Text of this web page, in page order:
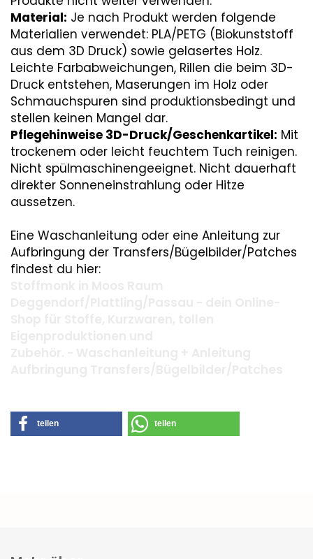
Material: Je nach Produkt werden folgende
Materialien verwendet: PLA/PETG (Biokunststoff
aus dem 3D Druck) sowie gelasertes Holz.
Leichte Farbabweichungen, Rillen die beim 3D-
Druck entstehen, Maserungen im Holz oder
Schmauchspuren sind produktionsbedingt und
stellen keinen Mangel dar.
Pflegehinweise 3D-Druck/Geschenkartikel: Mit
trockenem oder leicht feuchtem Tuch reinigen.
Nicht spülmaschinengeeignet. Nicht dauerhaft
direkter Sonneneinstrahlung oder Hitze
aussetzen.
Eine Waschanleitung oder eine Anleitung zur
Aufbringung der Transfers/Bügelbilder/Patches
findest du hier:
teilen teilen